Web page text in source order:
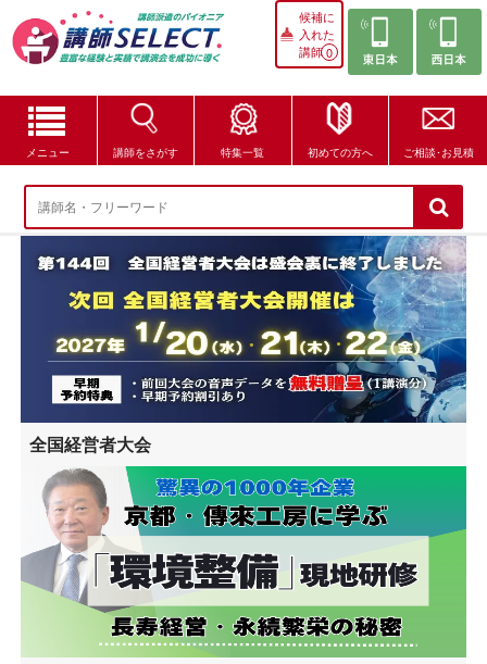
候補に
入れた
講師0
メニュー 講師をさがす 特集一覧 初めての方へ ご相談･お見積
講師をさがす
特集一覧
講師セレクトが選ばれる理由
ブログ・コラム
はじめての方へ
ご相談・お見積
全国経営者大会